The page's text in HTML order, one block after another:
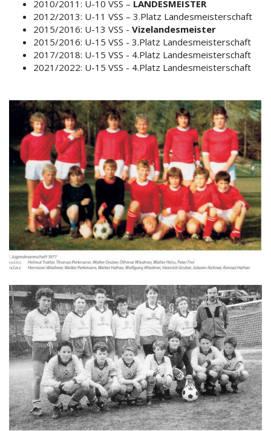
2010/2011: U-10 VSS – LANDESMEISTER
2012/2013: U-11 VSS – 3.Platz Landesmeisterschaft
2015/2016: U-13 VSS - Vizelandesmeister
2015/2016: U-15 VSS - 3.Platz Landesmeisterschaft
2017/2018: U-15 VSS - 4.Platz Landesmeisterschaft
2021/2022: U-15 VSS - 4.Platz Landesmeisterschaft